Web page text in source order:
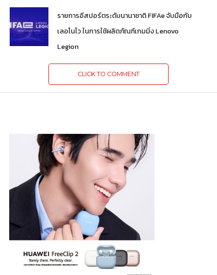
รายการอีสปอร์ตระดับนานาชาติ FIFAe จับมือกับ
เลอโนโว ในการใช้ผลิตภัณฑ์เกมมิ่ง Lenovo
Legion
CLICK TO COMMENT